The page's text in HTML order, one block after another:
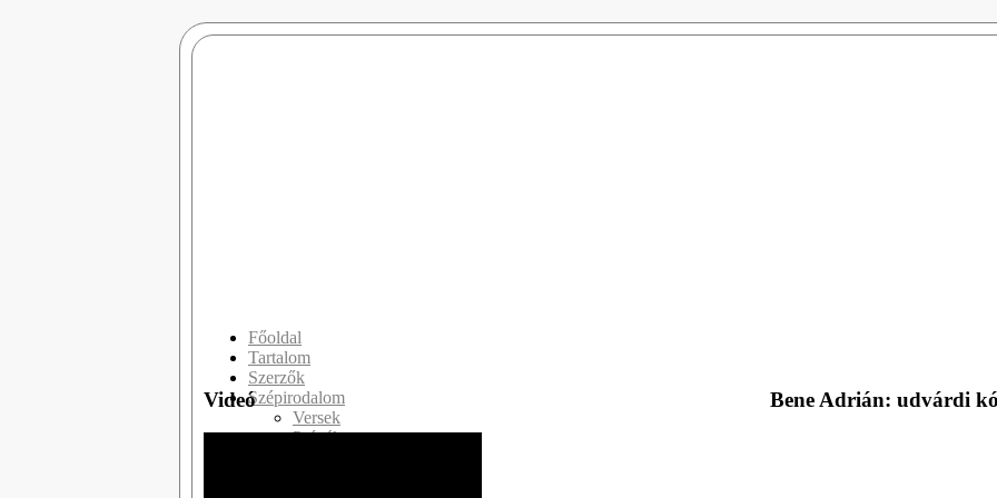
Főoldal
Tartalom
Szerzők
Szépirodalom
Versek
Prózák
Videó Bene Adrián: udvárdi